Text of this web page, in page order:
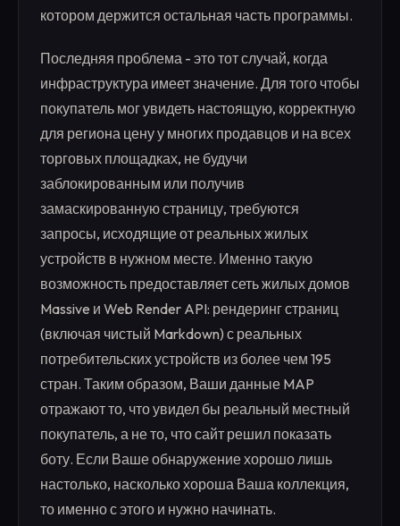
котором держится остальная часть программы.
Последняя проблема - это тот случай, когда
инфраструктура имеет значение. Для того чтобы
покупатель мог увидеть настоящую, корректную
для региона цену у многих продавцов и на всех
торговых площадках, не будучи
заблокированным или получив
замаскированную страницу, требуются
запросы, исходящие от реальных жилых
устройств в нужном месте. Именно такую
возможность предоставляет сеть жилых домов
Massive и Web Render API: рендеринг страниц
(включая чистый Markdown) с реальных
потребительских устройств из более чем 195
стран. Таким образом, Ваши данные MAP
отражают то, что увидел бы реальный местный
покупатель, а не то, что сайт решил показать
боту. Если Ваше обнаружение хорошо лишь
настолько, насколько хороша Ваша коллекция,
то именно с этого и нужно начинать.